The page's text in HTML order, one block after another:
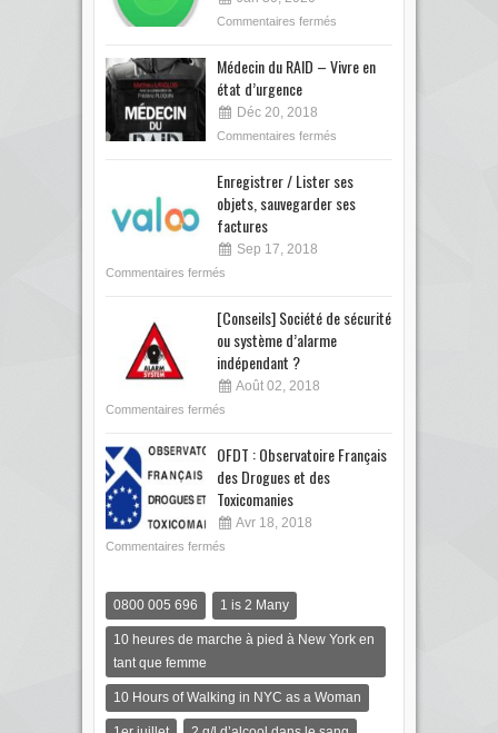
Commentaires fermés
Médecin du RAID – Vivre en
état d’urgence
Déc 20, 2018
Commentaires fermés
Enregistrer / Lister ses
objets, sauvegarder ses
factures
Sep 17, 2018
Commentaires fermés
[Conseils] Société de sécurité
ou système d’alarme
indépendant ?
Août 02, 2018
Commentaires fermés
OFDT : Observatoire Français
des Drogues et des
Toxicomanies
Avr 18, 2018
Commentaires fermés
0800 005 696 1 is 2 Many
10 heures de marche à pied à New York en
tant que femme
10 Hours of Walking in NYC as a Woman